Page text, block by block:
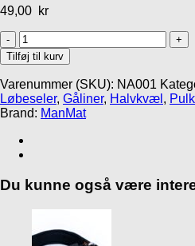
49,00 kr
ManMat
navneskilt
antal
Tilføj til kurv
Varenummer (SKU): NA001
Løbeseler, Gåliner, Halvkvæl ,
Brand: ManMat
Du kunne også være